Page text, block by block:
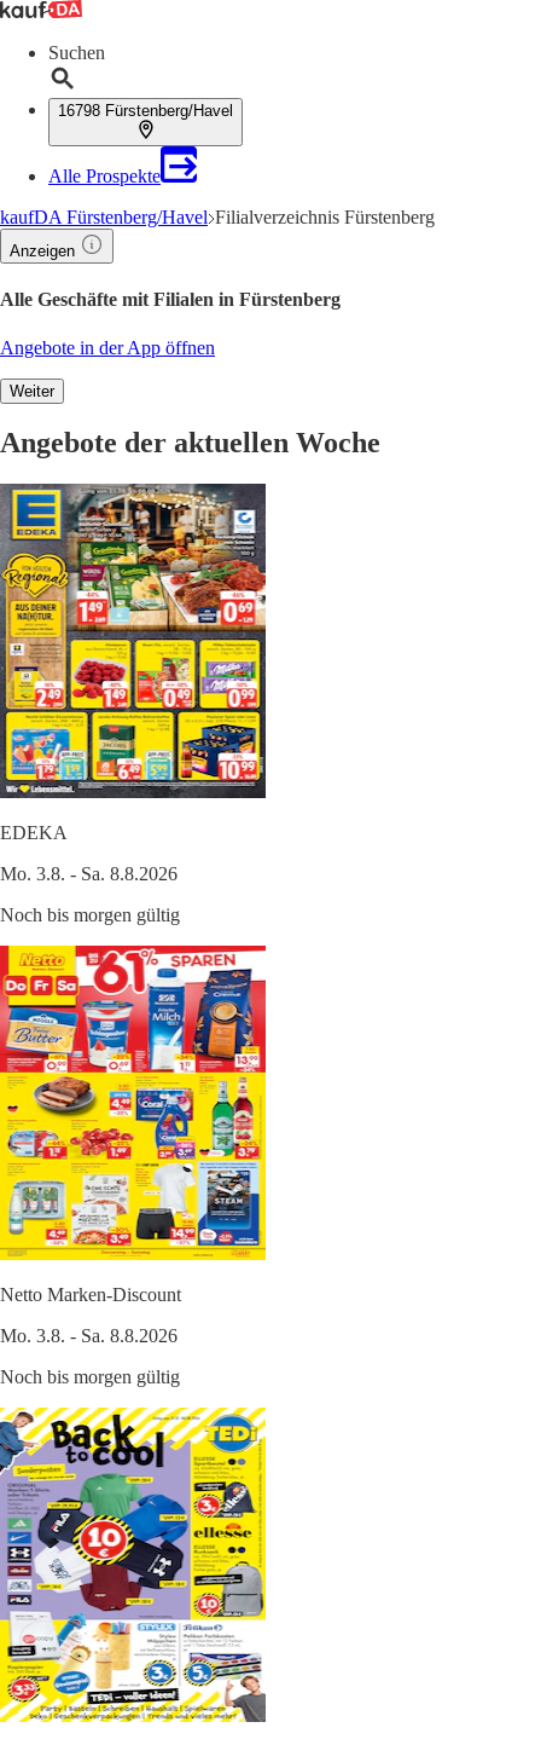
Suchen
16798 Fürstenberg/Havel
Alle Prospekte
kaufDA Fürstenberg/Havel Filialverzeichnis Fürstenberg
Anzeigen
Alle Geschäfte mit Filialen in Fürstenberg
Angebote in der App öffnen
Weiter
Angebote der aktuellen Woche
EDEKA
Mo. 3.8. - Sa. 8.8.2026
Noch bis morgen gültig
Netto Marken-Discount
Mo. 3.8. - Sa. 8.8.2026
Noch bis morgen gültig